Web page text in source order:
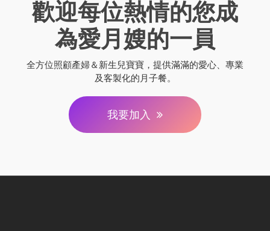
歡迎每位熱情的您成
為愛月嫂的一員
全方位照顧產婦＆新生兒寶寶，提供滿滿的愛心、專業
及客製化的月子餐。
我要加入